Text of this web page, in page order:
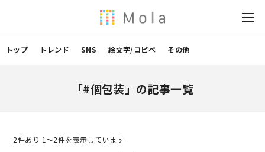
トップ トレンド SNS 絵文字/コピペ その他
「#個包装」の記事一覧
2件あり 1〜2件を表示しています